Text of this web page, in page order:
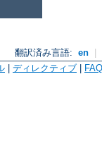
翻訳済み言語: en
ディレクティブ FAQ